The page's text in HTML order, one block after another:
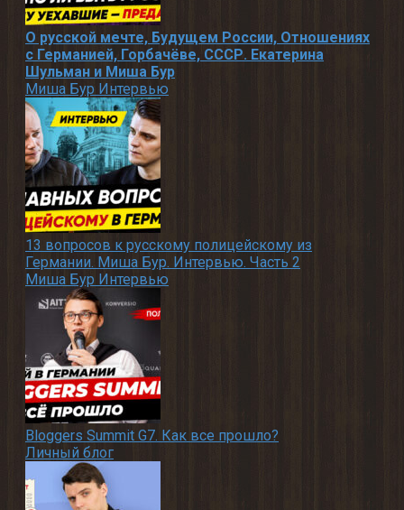
О русской мечте, Будущем России, Отношениях
с Германией, Горбачёве, СССР. Екатерина
Шульман и Миша Бур
Миша Бур Интервью
13 вопросов к русскому полицейскому из
Германии. Миша Бур. Интервью. Часть 2
Миша Бур Интервью
Bloggers Summit G7. Как все прошло?
Личный блог